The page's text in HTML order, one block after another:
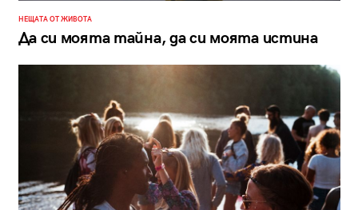
НЕЩАТА ОТ ЖИВОТА
Да си моята тайна, да си моята истина